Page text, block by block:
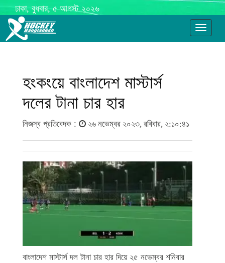
ঢাকা, বুধবার, ৫ আগস্ট ২০২৬
Toggle
হংকংয়ে বাংলাদেশ মাস্টার্স
দলের টানা চার হার
নিজস্ব প্রতিবেদক : ২৬ নভেম্বর ২০২৩, রবিবার, ২:১০:৪১
বাংলাদেশ মাস্টার্স দল টানা চার হার দিয়ে ২৫ নভেম্বর শনিবার